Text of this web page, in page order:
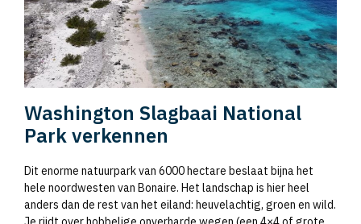
Washington Slagbaai National
Park verkennen
Dit enorme natuurpark van 6000 hectare beslaat bijna het
hele noordwesten van Bonaire. Het landschap is hier heel
anders dan de rest van het eiland: heuvelachtig, groen en wild.